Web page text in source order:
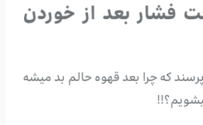
فشار بعد از خوردن
پرسند که چرا بعد قهوه حالم بد میشه